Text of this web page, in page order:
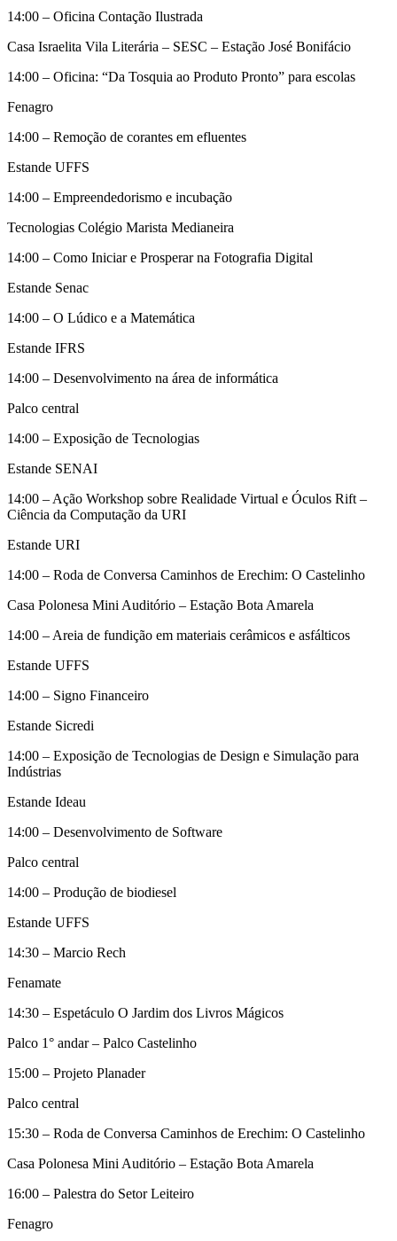
14:00 – Oficina Contação Ilustrada
Casa Israelita Vila Literária – SESC – Estação José Bonifácio
14:00 – Oficina: “Da Tosquia ao Produto Pronto” para escolas
Fenagro
14:00 – Remoção de corantes em efluentes
Estande UFFS
14:00 – Empreendedorismo e incubação
Tecnologias Colégio Marista Medianeira
14:00 – Como Iniciar e Prosperar na Fotografia Digital
Estande Senac
14:00 – O Lúdico e a Matemática
Estande IFRS
14:00 – Desenvolvimento na área de informática
Palco central
14:00 – Exposição de Tecnologias
Estande SENAI
14:00 – Ação Workshop sobre Realidade Virtual e Óculos Rift –
Ciência da Computação da URI
Estande URI
14:00 – Roda de Conversa Caminhos de Erechim: O Castelinho
Casa Polonesa Mini Auditório – Estação Bota Amarela
14:00 – Areia de fundição em materiais cerâmicos e asfálticos
Estande UFFS
14:00 – Signo Financeiro
Estande Sicredi
14:00 – Exposição de Tecnologias de Design e Simulação para
Indústrias
Estande Ideau
14:00 – Desenvolvimento de Software
Palco central
14:00 – Produção de biodiesel
Estande UFFS
14:30 – Marcio Rech
Fenamate
14:30 – Espetáculo O Jardim dos Livros Mágicos
Palco 1° andar – Palco Castelinho
15:00 – Projeto Planader
Palco central
15:30 – Roda de Conversa Caminhos de Erechim: O Castelinho
Casa Polonesa Mini Auditório – Estação Bota Amarela
16:00 – Palestra do Setor Leiteiro
Fenagro